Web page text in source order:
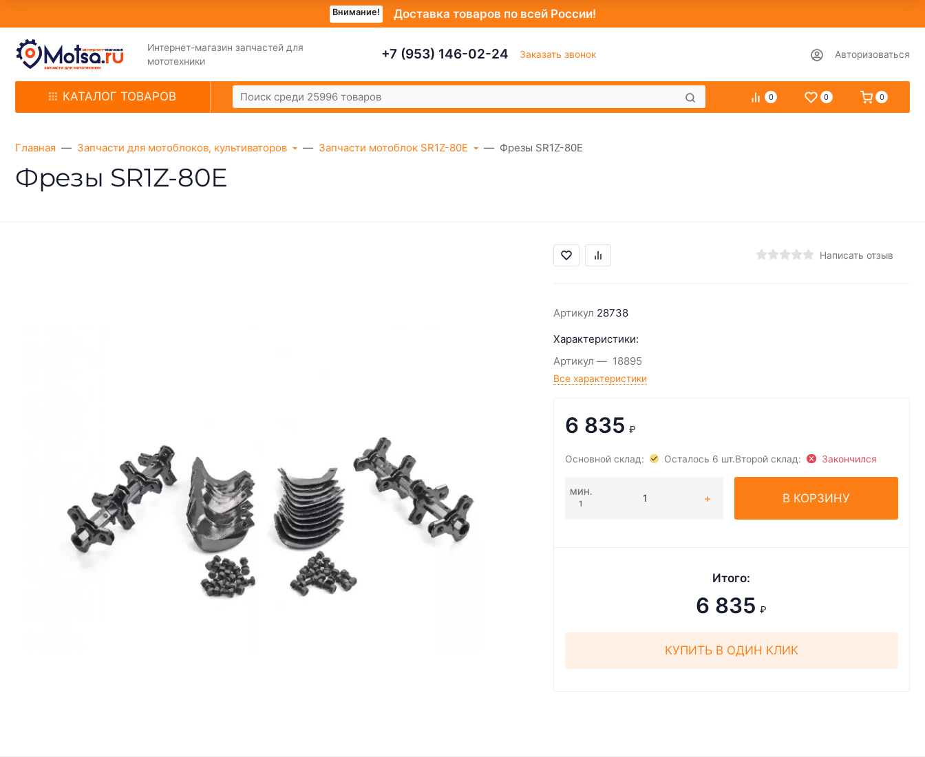
Внимание! Доставка товаров по всей России!
Интернет-магазин запчастей для
мототехники
+7 (953) 146-02-24 Заказать звонок Авторизоваться
КАТАЛОГ ТОВАРОВ 0 0 0
Главная Запчасти для мотоблоков, культиваторов Запчасти мотоблок SR1Z-80E Фрезы SR1Z-80Е
Фрезы SR1Z-80Е
Написать отзыв
Артикул 28738
Характеристики:
Артикул
18895
Все характеристики
6 835 ₽
Основной склад: Осталось 6 шт.Второй склад: Закончился
МИН.
1
В КОРЗИНУ
Итого:
6 835 ₽
КУПИТЬ В ОДИН КЛИК